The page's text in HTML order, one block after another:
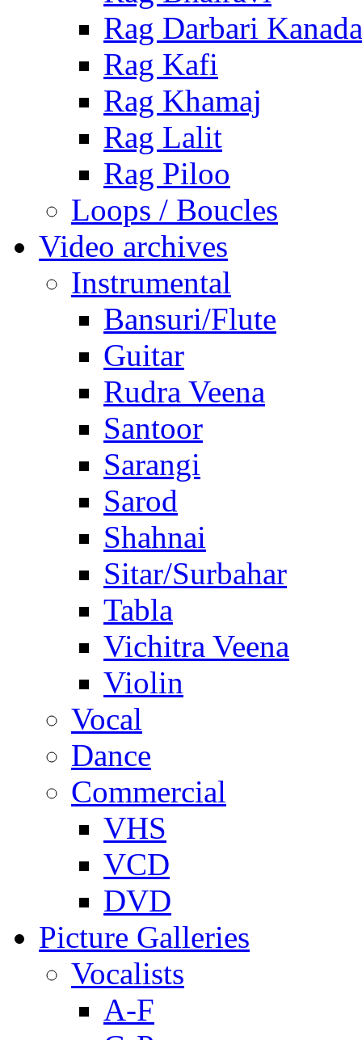
Rag Darbari Kanada
Rag Kafi
Rag Khamaj
Rag Lalit
Rag Piloo
Loops / Boucles
Video archives
Instrumental
Bansuri/Flute
Guitar
Rudra Veena
Santoor
Sarangi
Sarod
Shahnai
Sitar/Surbahar
Tabla
Vichitra Veena
Violin
Vocal
Dance
Commercial
VHS
VCD
DVD
Picture Galleries
Vocalists
A-F